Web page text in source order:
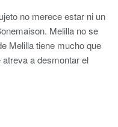
no merece estar ni un
Melilla no se
Melilla tiene mucho que
a desmontar el